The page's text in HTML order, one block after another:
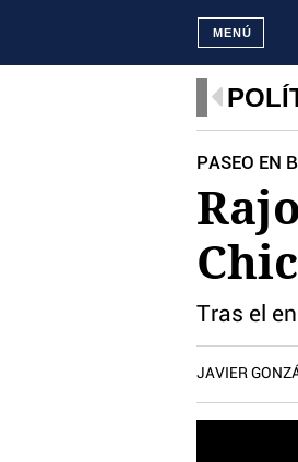
MENÚ
PASEO EN
Tras el
JAVIER